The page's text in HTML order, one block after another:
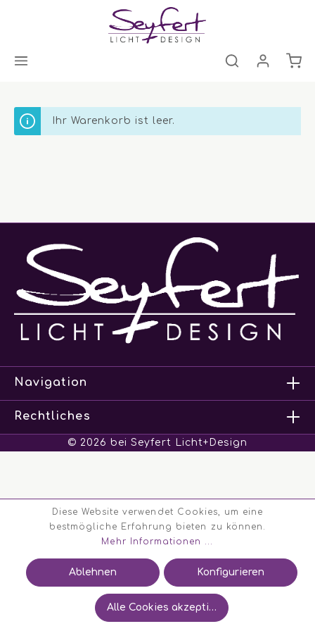
Ihr Warenkorb ist leer.
Navigation
Rechtliches
© 2026 bei Seyfert Licht+Design
Diese Website verwendet Cookies, um eine
bestmögliche Erfahrung bieten zu können.
Mehr Informationen ...
Ablehnen Konfigurieren
Alle Cookies akzeptieren